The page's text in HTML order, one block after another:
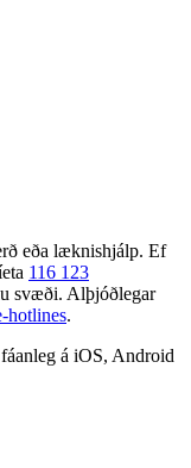
eða læknishjálp. Ef
116 123
svæði. Alþjóðlegar
hotlines.
á iOS, Android